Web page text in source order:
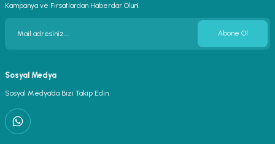
Kampanya ve Fırsatlardan Haberdar Olun!
Abone Ol
Sosyal Medya
Sosyal Medya’da Bizi Takip Edin.